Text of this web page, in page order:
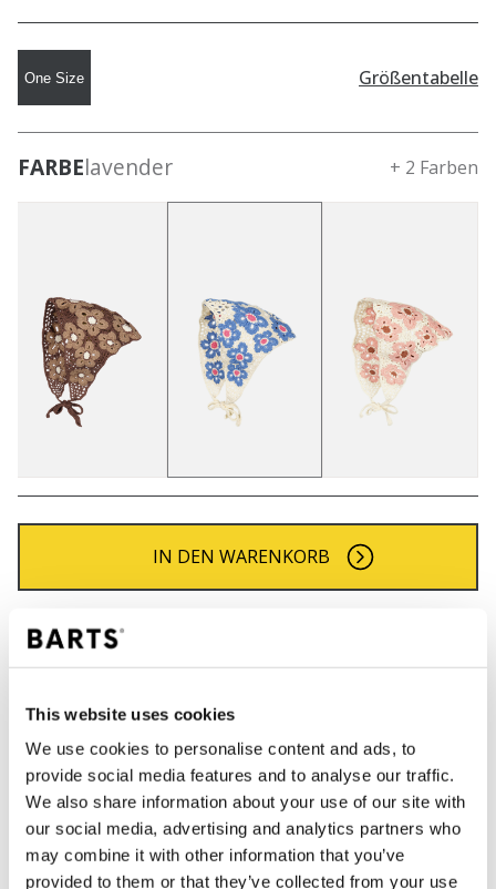
This website uses cookies
We use cookies to personalise content and ads, to
provide social media features and to analyse our traffic.
We also share information about your use of our site with
our social media, advertising and analytics partners who
may combine it with other information that you’ve
provided to them or that they’ve collected from your use
One Size Größentabelle
FARBElavender + 2 Farben
IN DEN WARENKORB
Bestellungen, die vor 12 Uhr MEZ (Montag bis
Kostenlose Lieferung für Bestellungen über 50€
30 Tage Rückgaberecht
BESCHREIBUNG